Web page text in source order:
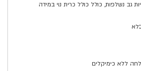
גב נשלפות, כולל כולל כרית נוי במידה
לא
ללא כימיקלים